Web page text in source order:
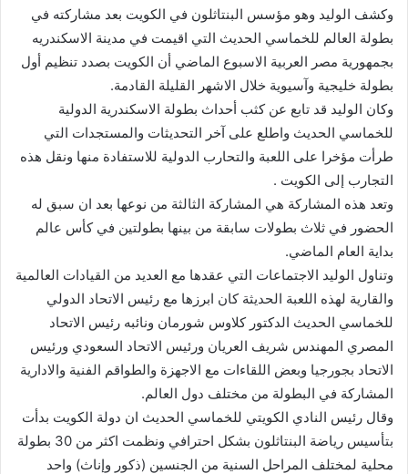
وكشف الوليد وهو مؤسس البنتاثلون في الكويت بعد مشاركته في
بطولة العالم للخماسي الحديث التي اقيمت في مدينة الاسكندريه
بجمهورية مصر العربية الاسبوع الماضي أن الكويت بصدد تنظيم أول
بطولة خليجية وآسيوية خلال الاشهر القليلة القادمة.
وكان الوليد قد تابع عن كثب أحداث بطولة الاسكندرية الدولية
للخماسي الحديث واطلع على آخر التحديثات والمستجدات التي
طرأت مؤخرا على اللعبة والتحارب الدولية للاستفادة منها ونقل هذه
التجارب إلى الكويت .
وتعد هذه المشاركة هي المشاركة الثالثة من نوعها بعد ان سبق له
الحضور في ثلاث بطولات سابقة من بينها بطولتين في كأس عالم
بداية العام الماضي.
وتناول الوليد الاجتماعات التي عقدها مع العديد من القيادات العالمية
والقارية لهذه اللعبة الحديثة كان ابرزها مع رئيس الاتحاد الدولي
للخماسي الحديث الدكتور كلاوس شورمان ونائبه رئيس الاتحاد
المصري المهندس شريف العريان ورئيس الاتحاد السعودي ورئيس
الاتحاد بجورجيا وبعض اللقاءات مع الاجهزة والطواقم الفنية والادارية
المشاركة في البطولة من مختلف دول العالم.
وقال رئيس النادي الكويتي للخماسي الحديث ان دولة الكويت بدأت
بتأسيس رياضة البنتاثلون بشكل احترافي ونظمت اكثر من 30 بطولة
محلية لمختلف المراحل السنية من الجنسين (ذكور وإناث) واحد